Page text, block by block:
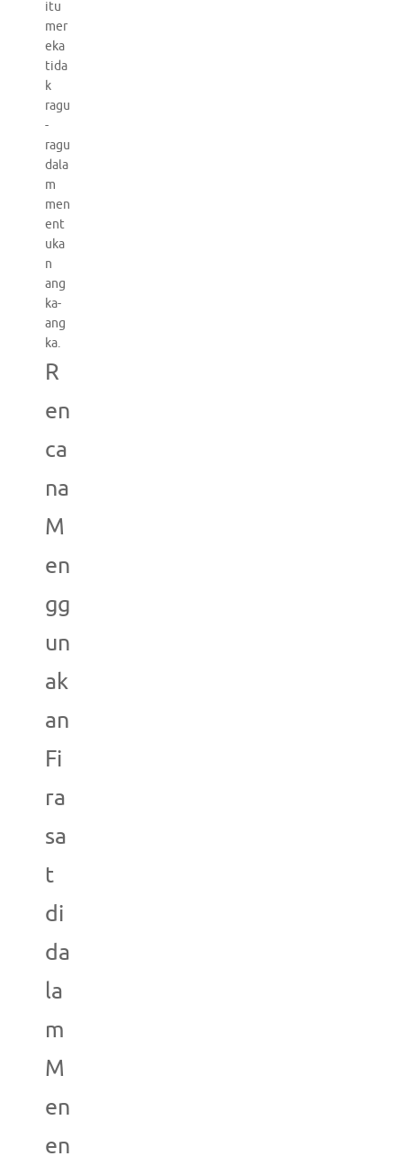
itu
mer
eka
tida
k
ragu
-
ragu
dala
m
men
ent
uka
n
ang
ka-
ang
ka.
R
en
ca
na
M
en
gg
un
ak
an
Fi
ra
sa
t
di
da
la
m
M
en
en